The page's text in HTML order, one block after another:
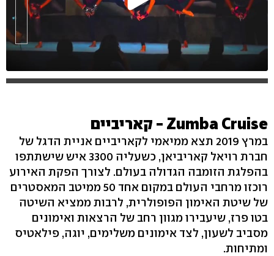
Zumba Cruise - קאריביים
במרץ 2019 תצא ממיאמי לקאריביים אניית הדגל של
חברת רויאל קאריביאן, כשעליה 3300 איש שישתתפו
בהפלגת הזומבה הגדולה בעולם. לצורך הפקת האירוע
רוכזו מרחבי העולם במקום אחד 50 ממיטב המאסטרים
של שיטת האימון הפופולרית, לרבות ממציא השיטה
בטו פרז, שיעבירו מגוון רחב של הרצאות ואימונים
מסביב לשעון, לצד אימונים משלימים, יוגה, פילאטיס
ומתיחות.